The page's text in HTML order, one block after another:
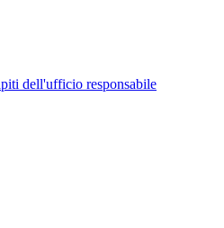
dell'ufficio responsabile